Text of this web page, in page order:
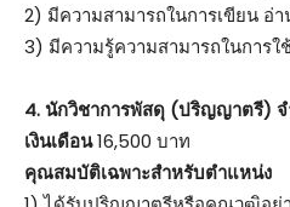
2) มีความสามารถในการเขียน อ่
3) มีความรู้ความสามารถในการใ
4. นักวิชาการพัสดุ (ปริญญาตรี) จ
เงินเดือน16,500 บาท
คุณสมบัติเฉพาะสำหรับตำแหน่ง